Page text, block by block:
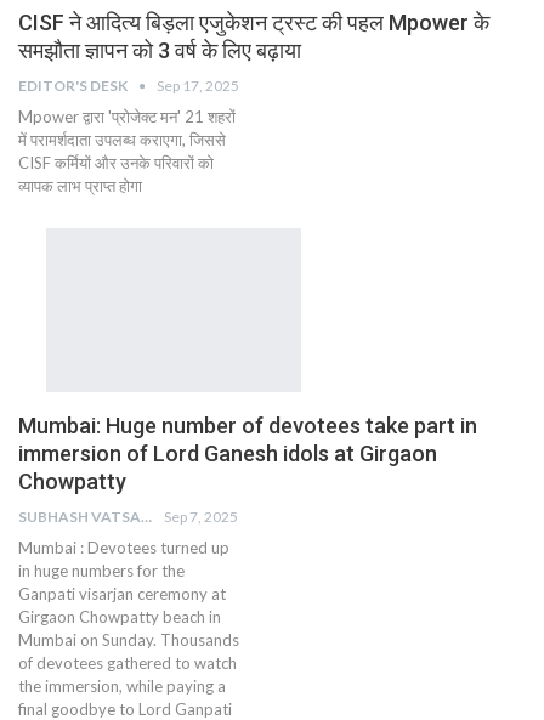
CISF ने आदित्य बिड़ला एजुकेशन ट्रस्ट की पहल Mpower के
समझौता ज्ञापन को 3 वर्ष के लिए बढ़ाया
EDITOR'S DESK Sep 17, 2025
Mpower द्वारा 'प्रोजेक्ट मन' 21 शहरों
में परामर्शदाता उपलब्ध कराएगा, जिससे
CISF कर्मियों और उनके परिवारों को
व्यापक लाभ प्राप्त होगा
Mumbai: Huge number of devotees take part in
immersion of Lord Ganesh idols at Girgaon
Chowpatty
SUBHASH VATSAIN Sep 7, 2025
Mumbai : Devotees turned up
in huge numbers for the
Ganpati visarjan ceremony at
Girgaon Chowpatty beach in
Mumbai on Sunday. Thousands
of devotees gathered to watch
the immersion, while paying a
final goodbye to Lord Ganpati